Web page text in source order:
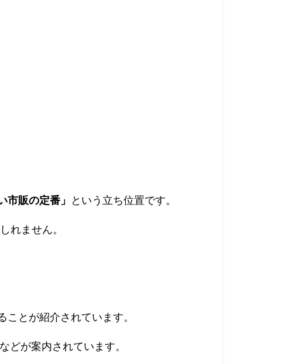
市販の定番」 という立ち位置です。
れません。
とが紹介されています。
どが案内されています。